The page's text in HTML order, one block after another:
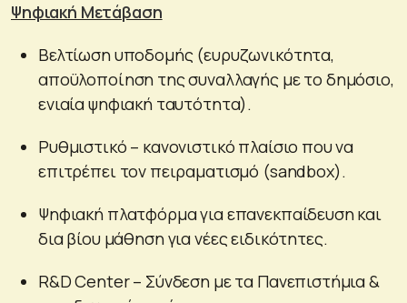
Ψηφιακή Μετάβαση
Βελτίωση υποδομής (ευρυζωνικότητα,
αποϋλοποίηση της συναλλαγής με το δημόσιο,
ενιαία ψηφιακή ταυτότητα).
Ρυθμιστικό – κανονιστικό πλαίσιο που να
επιτρέπει τον πειραματισμό (sandbox).
Ψηφιακή πλατφόρμα για επανεκπαίδευση και
δια βίου μάθηση για νέες ειδικότητες.
R&D Center – Σύνδεση με τα Πανεπιστήμια &